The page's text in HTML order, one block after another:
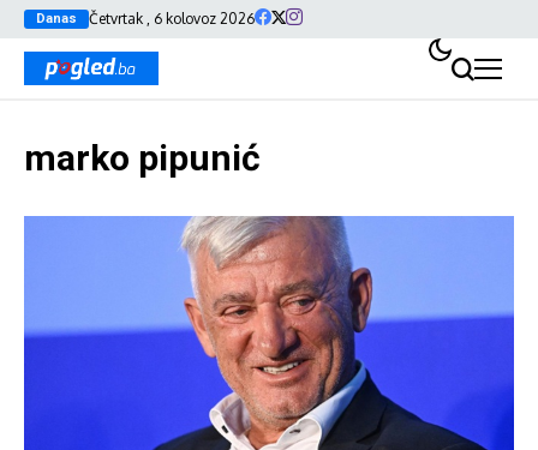
Danas Četvrtak , 6 kolovoz 2026
marko pipunić